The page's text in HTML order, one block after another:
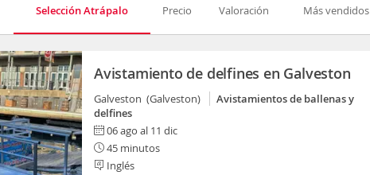
Selección Atrápalo Precio Valoración Más vendidos
Avistamiento de delfines en Galveston
Galveston (Galveston)
Avistamientos de ballenas y
delfines
06 ago al 11 dic
45 minutos
Inglés